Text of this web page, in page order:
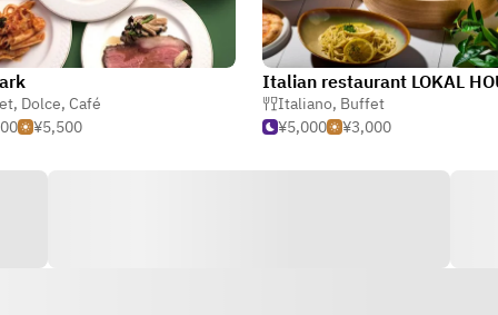
, Dolce, Café
¥5,500
Italiano, Buffet
¥5,000
¥3,000